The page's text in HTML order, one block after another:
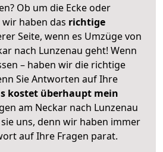
Ob um die Ecke oder
haben das richtige
Seite, wenn es Umzüge von
nach Lunzenau geht! Wenn
– haben wir die richtige
Sie Antworten auf Ihre
kostet überhaupt mein
am Neckar nach Lunzenau
uns, denn wir haben immer
auf Ihre Fragen parat.